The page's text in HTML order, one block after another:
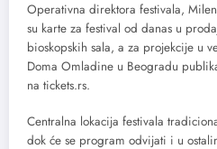
Operativna direktora festivala,
su karte za festival od danas u
bioskopskih sala, a za projekcije u
Doma Omladine u Beogradu
na tickets.rs.
Centralna lokacija festivala
dok će se program odvijati i u